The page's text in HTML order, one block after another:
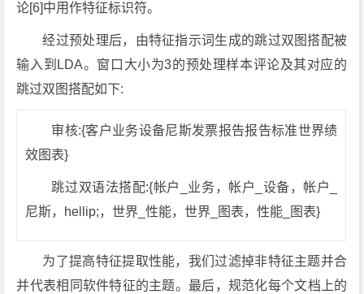
论[6]中用作特征标识符。
经过预处理后，由特征指示词生成的跳过双图搭配被
输入到LDA。窗口大小为3的预处理样本评论及其对应的
跳过双图搭配如下:
审核:{客户业务设备尼斯发票报告报告标准世界绩
效图表}
跳过双语法搭配:{帐户_业务，帐户_设备，帐户_
尼斯，hellip;，世界_性能，世界_图表，性能_图表}
为了提高特征提取性能，我们过滤掉非特征主题并合
并代表相同软件特征的主题。最后，规范化每个文档上的